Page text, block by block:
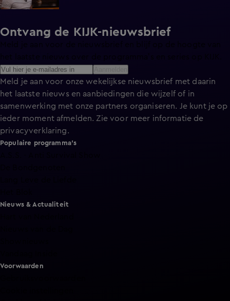
Ontvang de KIJK-nieuwsbrief
Meld je aan voor onze wekelijkse nieuwsbrief met daarin
het laatste nieuws en aanbiedingen die wijzelf of in
samenwerking met onze partners organiseren. Je kunt je op
ieder moment afmelden. Zie voor meer informatie de
privacyverklaring.
Populaire programma's
Nieuws & Actualiteit
Voorwaarden